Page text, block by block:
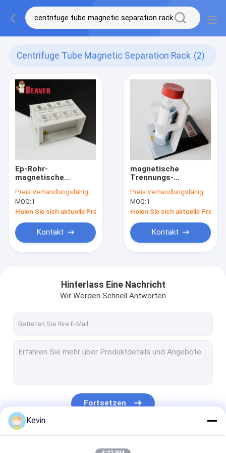
Centrifuge Tube Magnetic Separation Rack (2)
Ep-Rohr-
magnetische
2/15 für schnellen
Handbetrieb
Preis:Verhandlungsfähig
MOQ:1
Holen Sie sich aktuelle Preis
Kontakt
magnetische
Trennungs-
schnellen
Handbetrieb
Preis:Verhandlungsfähig
MOQ:1
Holen Sie sich aktuelle Preis
Kontakt
Hinterlass Eine Nachricht
Wir Werden Schnell Antworten
Fortsetzen
Kevin